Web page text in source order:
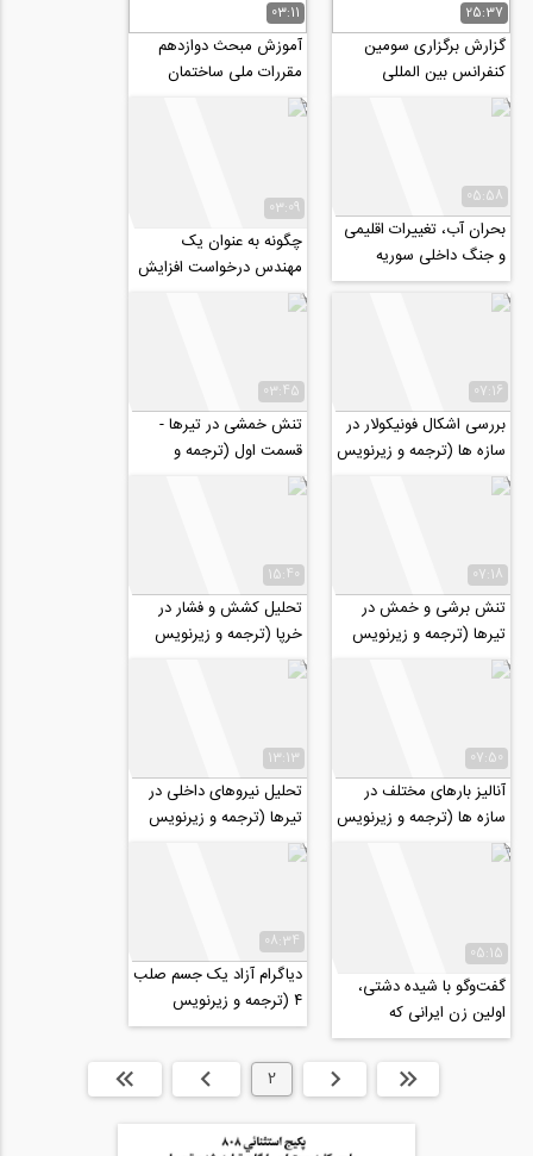
25:37
گزارش برگزاری سومین
کنفرانس بین المللی
عمران، معماری و طراحی
شهری، شهریور ۹۷
03:11
آموزش مبحث دوازدهم
مقررات ملی ساختمان
(موضوع: مسئول ایمنی.
بهداشت کار و حفاظت...
05:58
بحران آب، تغییرات اقلیمی
و جنگ داخلی سوریه
(ترجمه و زیرنویس
اختصاصی موسسه 808)
03:09
چگونه به عنوان یک
مهندس درخواست افزایش
حقوق دهیم؟ (ترجمه و
زیرنویس اختصاصی...
07:16
بررسی اشکال فونیکولار در
سازه ها (ترجمه و زیرنویس
اختصاصی موسسه ۸۰۸)
03:45
تنش خمشی در تیرها -
قسمت اول (ترجمه و
زیرنویس اختصاصی
موسسه ۸۰۸)
07:18
تنش برشی و خمش در
تیرها (ترجمه و زیرنویس
اختصاصی موسسه ۸۰۸)
15:40
تحلیل کشش و فشار در
خرپا (ترجمه و زیرنویس
اختصاصی موسسه ۸۰۸)
07:50
آنالیز بارهای مختلف در
سازه ها (ترجمه و زیرنویس
اختصاصی موسسه ۸۰۸)
13:13
تحلیل نیروهای داخلی در
تیرها (ترجمه و زیرنویس
اختصاصی موسسه ۸۰۸)
05:15
گفت‌وگو با شیده دشتی،
اولین زن ایرانی که
معتبرترین جایزه مهندسی
عمران آمریکا را...
08:34
دیاگرام آزاد یک جسم صلب
۴ (ترجمه و زیرنویس
اختصاصی موسسه ۸۰۸)
ابتدا
قبلی 2 بعدی انتها »